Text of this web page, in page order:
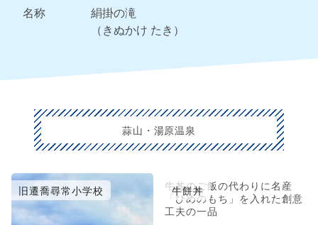
名称
絹掛の滝
（きぬかけ たき）
蒜山・湯原温泉
旧遷喬尋常小学校 牛餅丼
牛丼のご飯の代わりに名産
「ひめのもち」を入れた創意
工夫の一品